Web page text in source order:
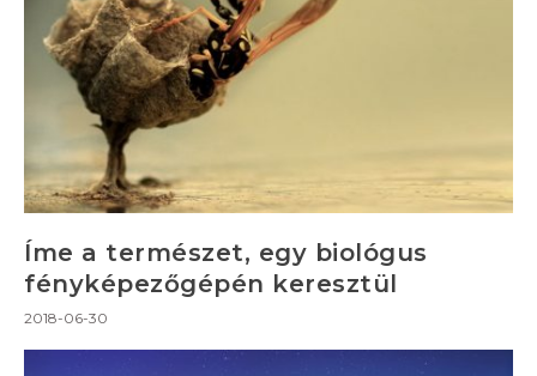
Íme a természet, egy biológus
fényképezőgépén keresztül
2018-06-30